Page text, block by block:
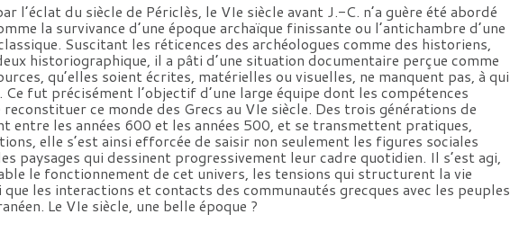
l’éclat du siècle de Périclès, le VIe siècle avant J.-C. n’a guère été abordé
la survivance d’une époque archaïque finissante ou l’antichambre d’une
Suscitant les réticences des archéologues comme des historiens,
historiographique, il a pâti d’une situation documentaire perçue comme
qu’elles soient écrites, matérielles ou visuelles, ne manquent pas, à qui
fut précisément l’objectif d’une large équipe dont les compétences
ce monde des Grecs au VIe siècle. Des trois générations de
entre les années 600 et les années 500, et se transmettent pratiques,
elle s’est ainsi efforcée de saisir non seulement les figures sociales
paysages qui dessinent progressivement leur cadre quotidien. Il s’est agi,
le fonctionnement de cet univers, les tensions qui structurent la vie
les interactions et contacts des communautés grecques avec les peuples
Le VIe siècle, une belle époque ?